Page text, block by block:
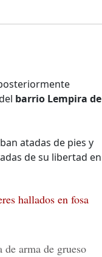
barrio Lempira de
atadas de pies y
de su libertad en
hallados en fosa
arma de grueso